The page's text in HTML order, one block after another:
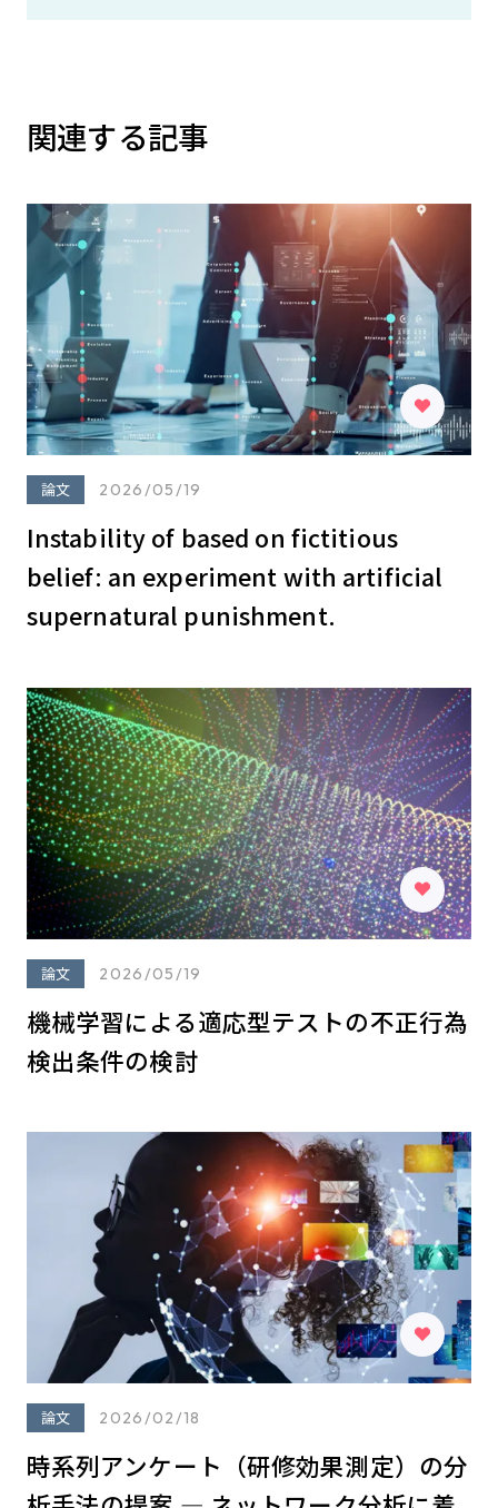
関連する記事
論文 2026/05/19
Instability of based on fictitious
belief: an experiment with artificial
supernatural punishment.
論文 2026/05/19
機械学習による適応型テストの不正行為
検出条件の検討
論文 2026/02/18
時系列アンケート（研修効果測定）の分